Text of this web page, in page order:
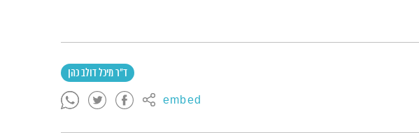
ד"ר מיכל דולב כהן
embed